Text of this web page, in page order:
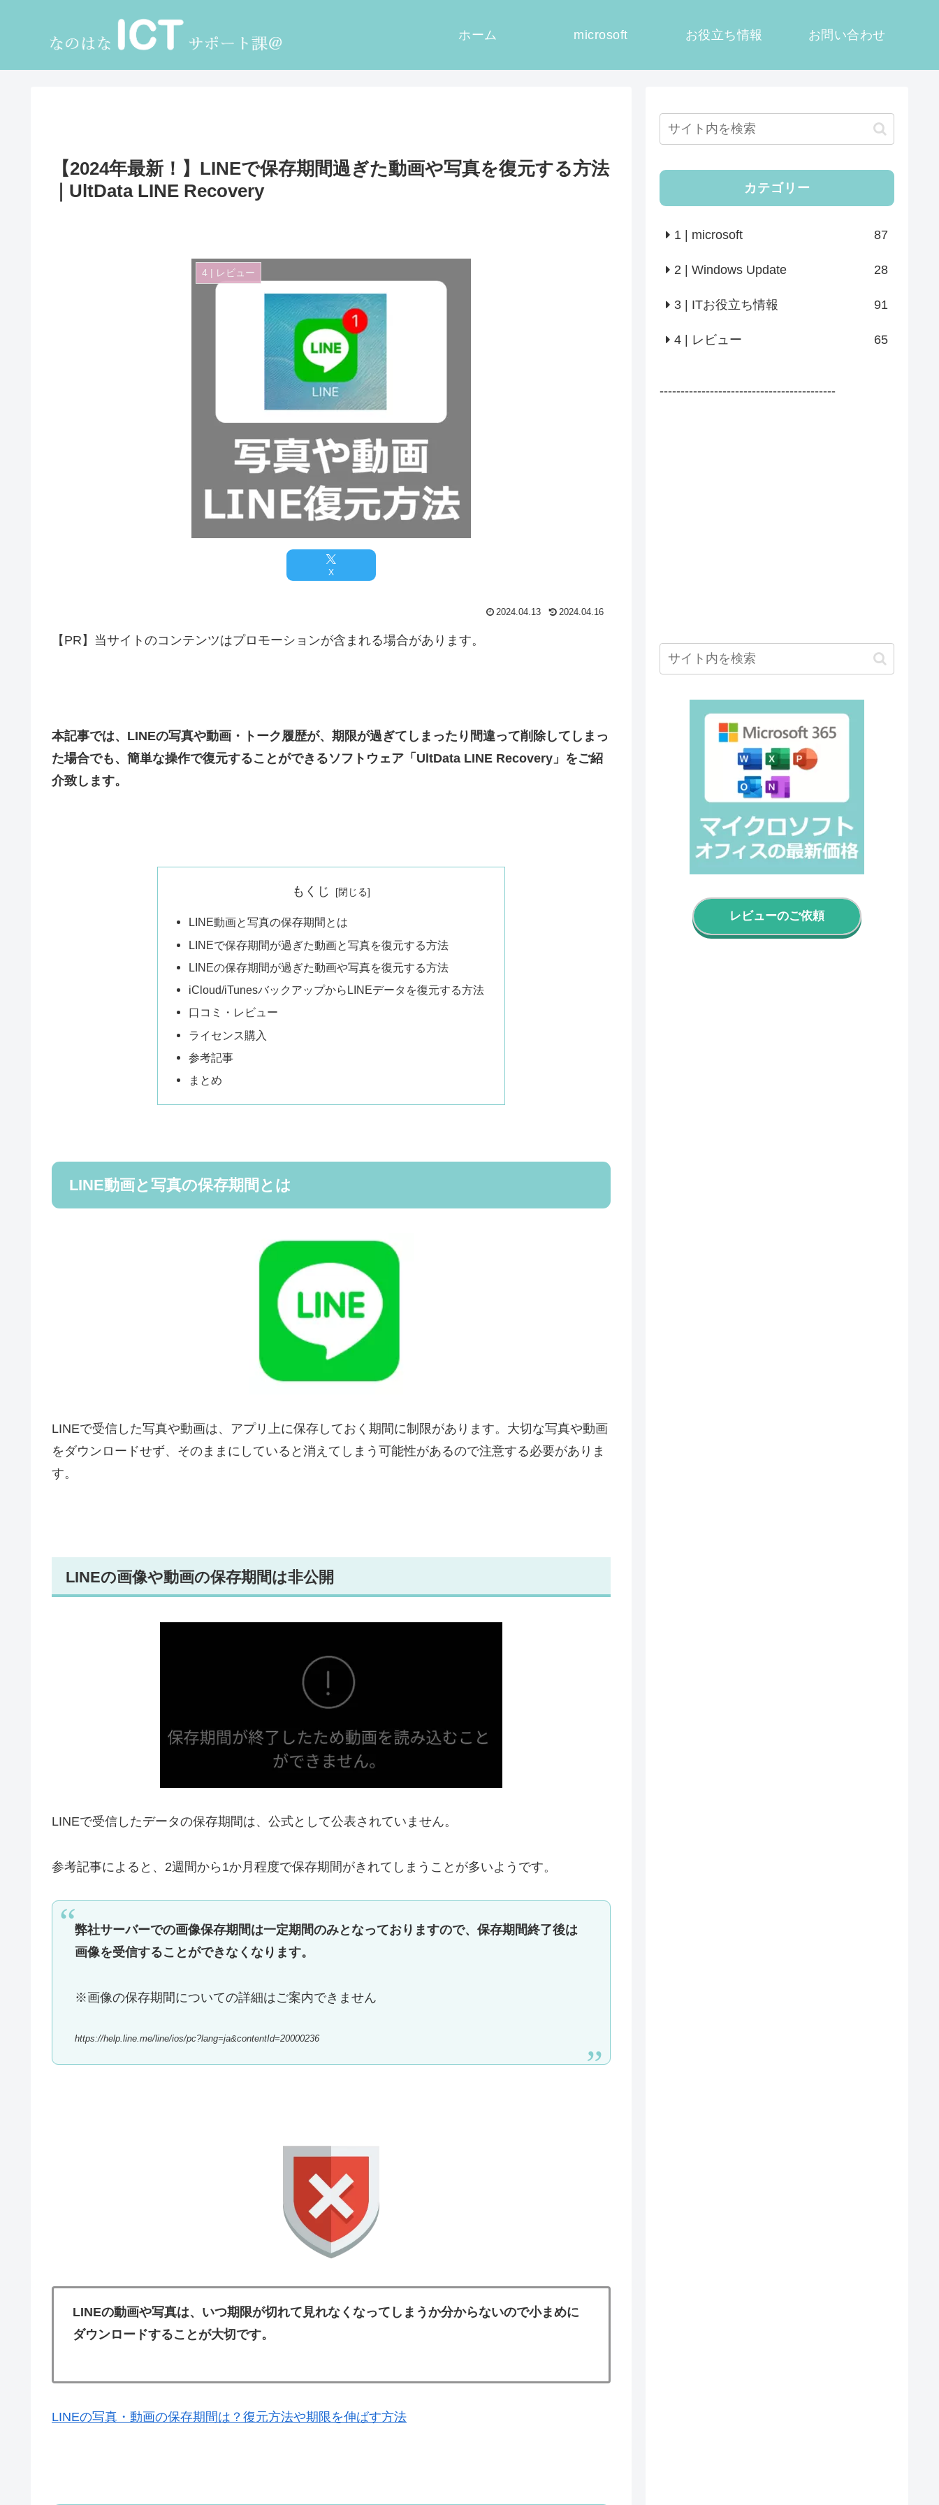
ホーム microsoft お役立ち情報 お問い合わせ
【2024年最新！】LINEで保存期間過ぎた動画や写真を復元する方法
｜UltData LINE Recovery
4 | レビュー
X
2024.04.13 2024.04.16
【PR】当サイトのコンテンツはプロモーションが含まれる場合があります。
本記事では、LINEの写真や動画・トーク履歴が、期限が過ぎてしまったり間違って削除してしまっ
た場合でも、簡単な操作で復元することができるソフトウェア「UltData LINE Recovery」をご紹
介致します。
もくじ
LINE動画と写真の保存期間とは
LINEで保存期間が過ぎた動画と写真を復元する方法
LINEの保存期間が過ぎた動画や写真を復元する方法
iCloud/iTunesバックアップからLINEデータを復元する方法
口コミ・レビュー
ライセンス購入
参考記事
まとめ
LINE動画と写真の保存期間とは
LINEで受信した写真や動画は、アプリ上に保存しておく期間に制限があります。大切な写真や動画
をダウンロードせず、そのままにしていると消えてしまう可能性があるので注意する必要がありま
す。
LINEの画像や動画の保存期間は非公開
LINEで受信したデータの保存期間は、公式として公表されていません。
参考記事によると、2週間から1か月程度で保存期間がきれてしまうことが多いようです。
弊社サーバーでの画像保存期間は一定期間のみとなっておりますので、保存期間終了後は
画像を受信することができなくなります。
※画像の保存期間についての詳細はご案内できません
https://help.line.me/line/ios/pc?lang=ja&contentId=20000236
LINEの動画や写真は、いつ期限が切れて見れなくなってしまうか分からないので小まめに
ダウンロードすることが大切です。
LINEの写真・動画の保存期間は？復元方法や期限を伸ばす方法
カテゴリー
1 | microsoft 87
2 | Windows Update 28
3 | ITお役立ち情報 91
4 | レビュー 65
------------------------------------------
レビューのご依頼